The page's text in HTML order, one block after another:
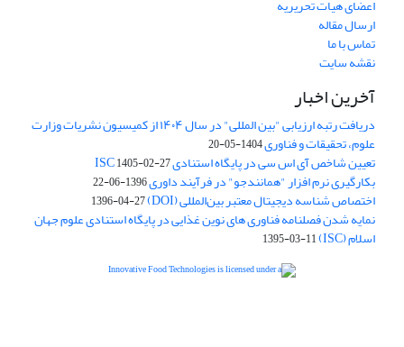
اعضای هیات تحریریه
ارسال مقاله
تماس با ما
نقشه سایت
آخرین اخبار
دریافت رتبه ارزیابی "بین المللی" در سال ۱۴۰۴ از کمیسیون نشریات وزارت
علوم، تحقیقات و فناوری1404-05-20
تعیین شاخص آی اس سی در پایگاه استنادی ISC1405-02-27
بکارگیری نرم افزار "همانندجو" در فرآیند داوری1396-06-22
اختصاص شناسه دیجیتال معتبر بین‌المللی (DOI) 1396-04-27
نمایه شدن فصلنامه فناوری های نوین غذایی در پایگاه استنادی علوم جهان
اسلام (ISC) 1395-03-11